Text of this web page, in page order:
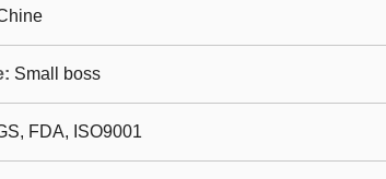
Small boss
FDA, ISO9001